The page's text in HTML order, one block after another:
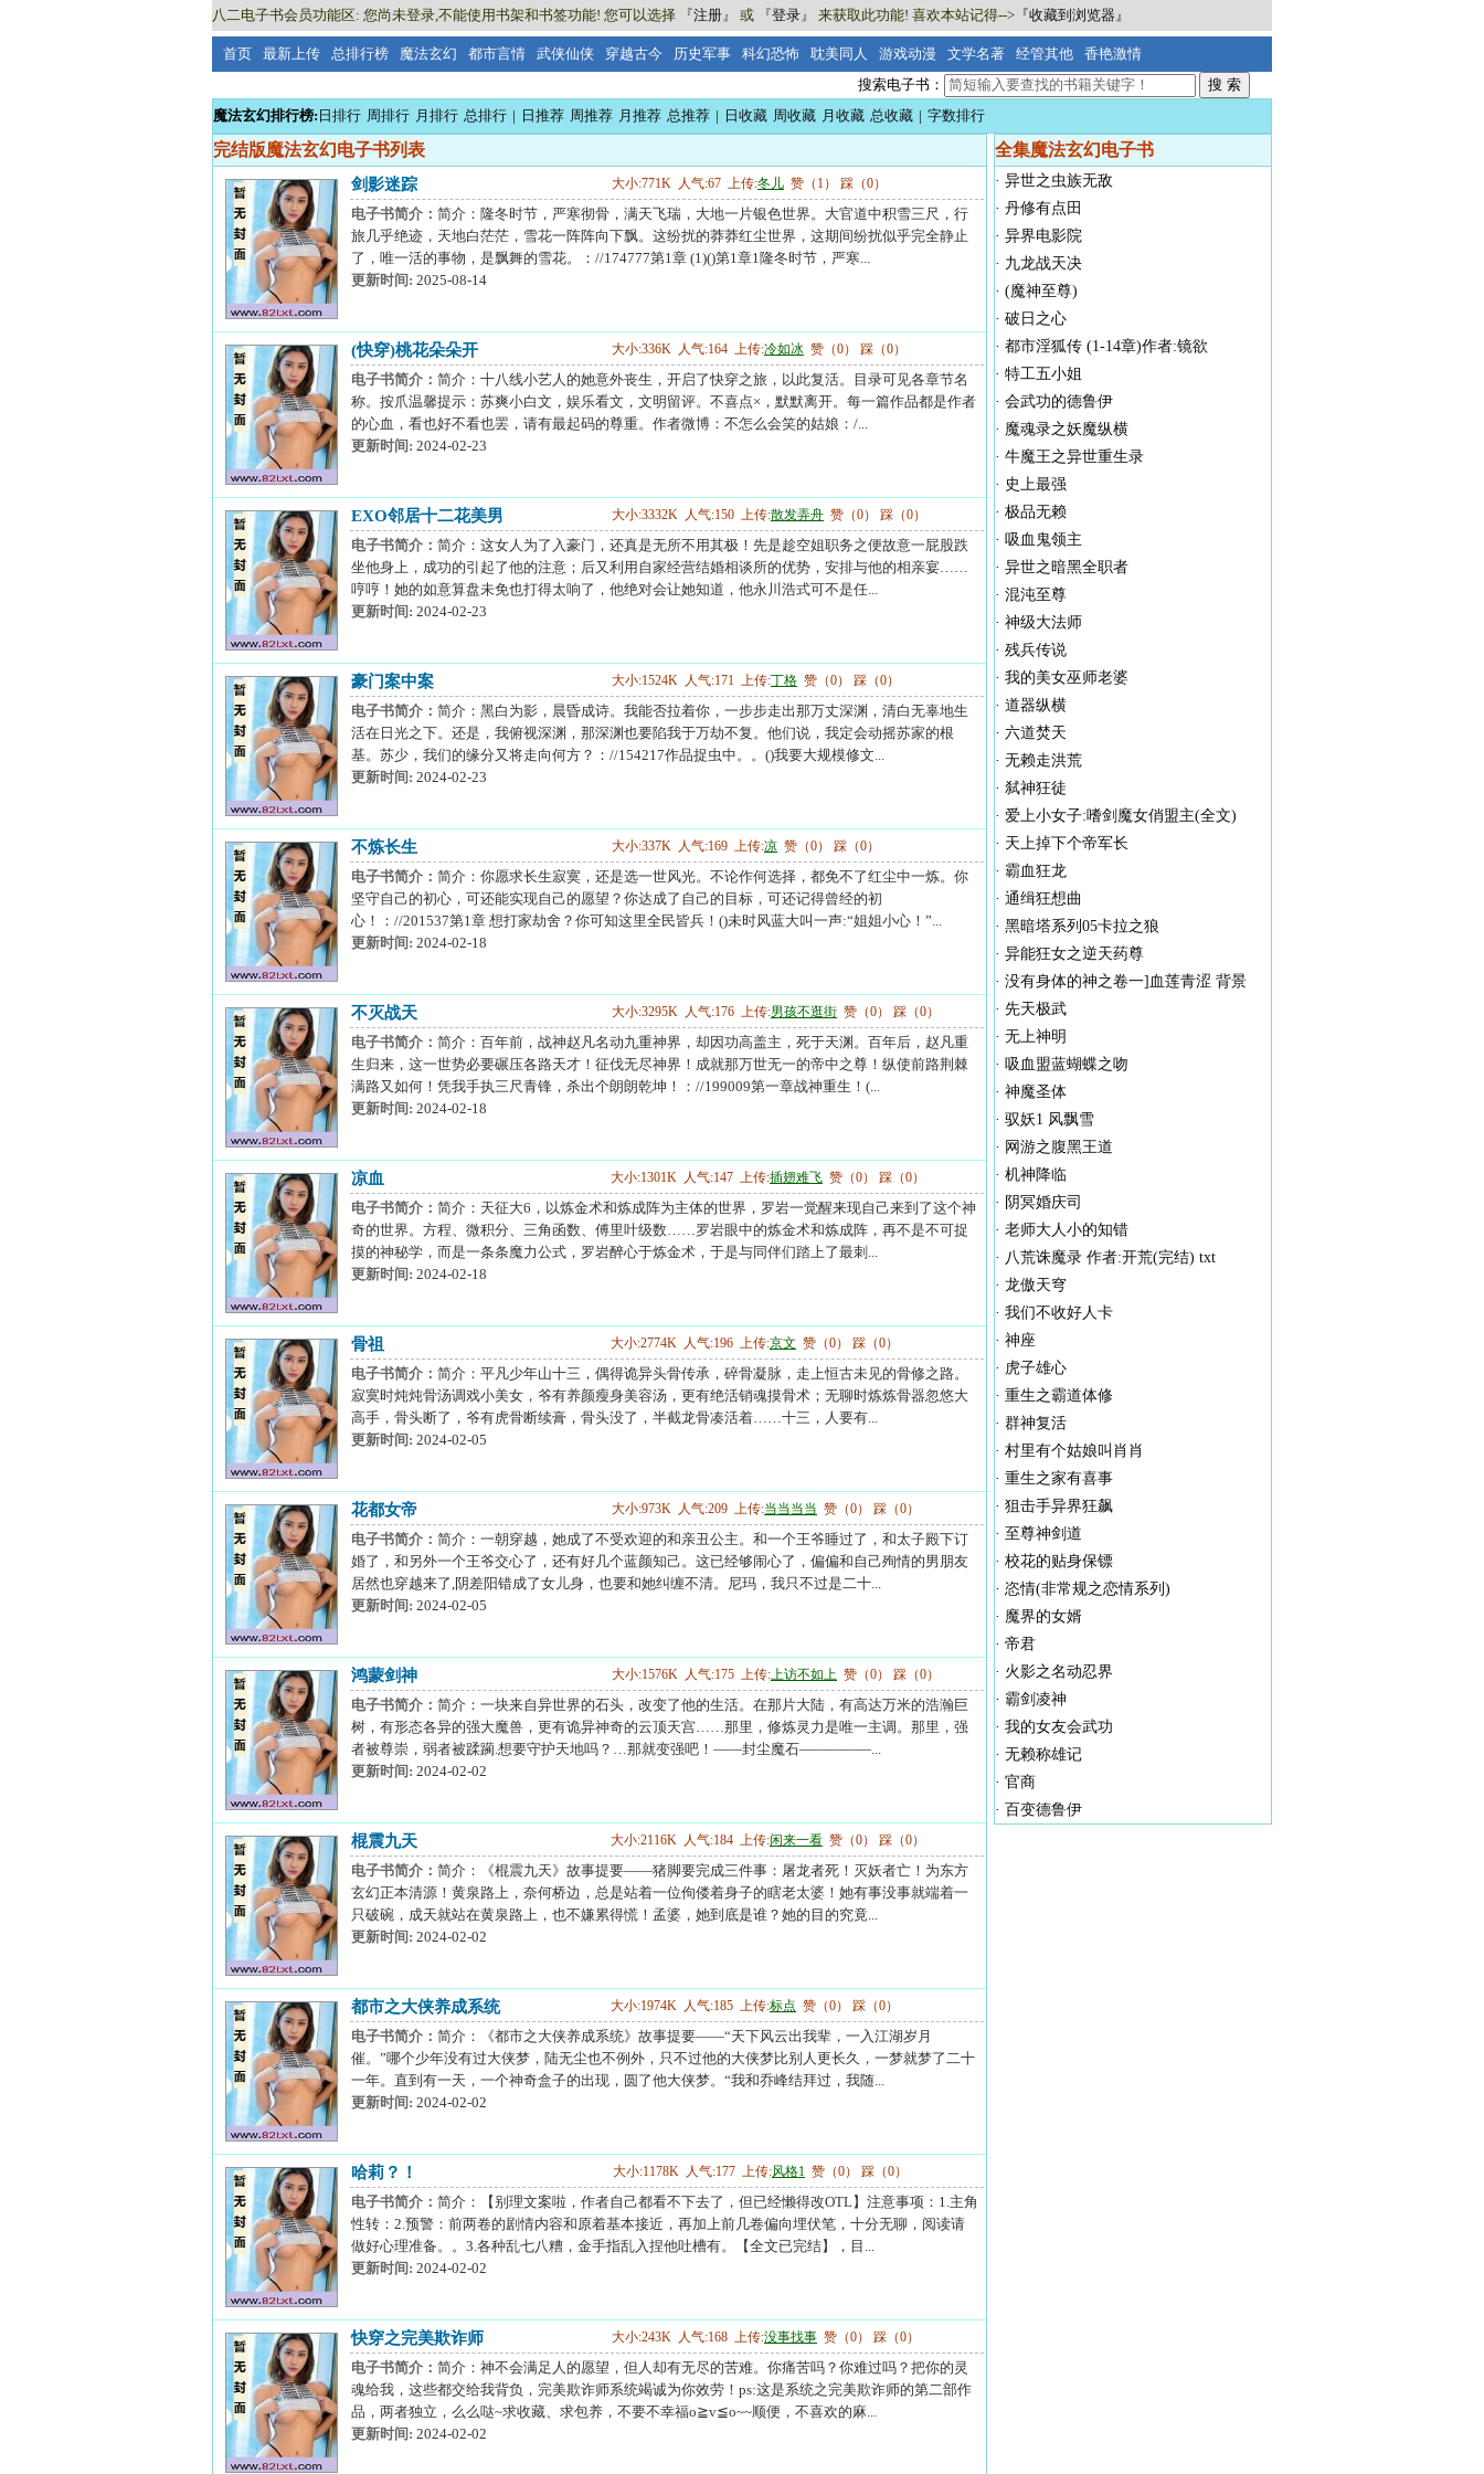
八二电子书会员功能区: 您尚未登录,不能使用书架和书签功能! 您可以选择 『注册』 或 『登录』 来获取此功能! 喜欢本站记得--> 『收藏到浏览器』
首页 最新上传 总排行榜 魔法玄幻 都市言情 武侠仙侠 穿越古今 历史军事 科幻恐怖 耽美同人 游戏动漫 文学名著 经管其他
香艳激情
搜索电子书：
魔法玄幻排行榜: 日排行 周排行 月排行 总排行 | 日推荐 周推荐 月推荐 总推荐 | 日收藏 周收藏 月收藏 总收藏 | 字数排行
完结版魔法玄幻电子书列表
剑影迷踪
大小:771K 人气:67 上传:冬儿 赞（1） 踩（0）
电子书简介： 简介：隆冬时节，严寒彻骨，满天飞瑞，大地一片银色世界。大官道中积雪三尺，行
旅几乎绝迹，天地白茫茫，雪花一阵阵向下飘。这纷扰的莽莽红尘世界，这期间纷扰似乎完全静止
了，唯一活的事物，是飘舞的雪花。：//174777第1章 (1)()第1章1隆冬时节，严寒...
更新时间: 2025-08-14
(快穿)桃花朵朵开 大小:336K 人气:164 上传:冷如冰 赞（0） 踩（0）
电子书简介： 简介：十八线小艺人的她意外丧生，开启了快穿之旅，以此复活。目录可见各章节名
称。按爪温馨提示：苏爽小白文，娱乐看文，文明留评。不喜点×，默默离开。每一篇作品都是作者
的心血，看也好不看也罢，请有最起码的尊重。作者微博：不怎么会笑的姑娘：/...
更新时间: 2024-02-23
EXO邻居十二花美男 大小:3332K 人气:150 上传:散发弄舟 赞（0） 踩（0）
电子书简介： 简介：这女人为了入豪门，还真是无所不用其极！先是趁空姐职务之便故意一屁股跌
坐他身上，成功的引起了他的注意；后又利用自家经营结婚相谈所的优势，安排与他的相亲宴……
哼哼！她的如意算盘未免也打得太响了，他绝对会让她知道，他永川浩式可不是任...
更新时间: 2024-02-23
豪门案中案 大小:1524K 人气:171 上传:丁格 赞（0） 踩（0）
电子书简介： 简介：黑白为影，晨昏成诗。我能否拉着你，一步步走出那万丈深渊，清白无辜地生
活在日光之下。还是，我俯视深渊，那深渊也要陷我于万劫不复。他们说，我定会动摇苏家的根
基。苏少，我们的缘分又将走向何方？：//154217作品捉虫中。。()我要大规模修文...
更新时间: 2024-02-23
不炼长生 大小:337K 人气:169 上传:凉 赞（0） 踩（0）
电子书简介： 简介：你愿求长生寂寞，还是选一世风光。不论作何选择，都免不了红尘中一炼。你
坚守自己的初心，可还能实现自己的愿望？你达成了自己的目标，可还记得曾经的初
心！：//201537第1章 想打家劫舍？你可知这里全民皆兵！()未时风蓝大叫一声:“姐姐小心！”...
更新时间: 2024-02-18
不灭战天 大小:3295K 人气:176 上传:男孩不逛街 赞（0） 踩（0）
电子书简介： 简介：百年前，战神赵凡名动九重神界，却因功高盖主，死于天渊。百年后，赵凡重
生归来，这一世势必要碾压各路天才！征伐无尽神界！成就那万世无一的帝中之尊！纵使前路荆棘
满路又如何！凭我手执三尺青锋，杀出个朗朗乾坤！：//199009第一章战神重生！(...
更新时间: 2024-02-18
凉血 大小:1301K 人气:147 上传:插翅难飞 赞（0） 踩（0）
电子书简介： 简介：天征大6，以炼金术和炼成阵为主体的世界，罗岩一觉醒来现自己来到了这个神
奇的世界。方程、微积分、三角函数、傅里叶级数……罗岩眼中的炼金术和炼成阵，再不是不可捉
摸的神秘学，而是一条条魔力公式，罗岩醉心于炼金术，于是与同伴们踏上了最刺...
更新时间: 2024-02-18
骨祖 大小:2774K 人气:196 上传:京文 赞（0） 踩（0）
电子书简介： 简介：平凡少年山十三，偶得诡异头骨传承，碎骨凝脉，走上恒古未见的骨修之路。
寂寞时炖炖骨汤调戏小美女，爷有养颜瘦身美容汤，更有绝活销魂摸骨术；无聊时炼炼骨器忽悠大
高手，骨头断了，爷有虎骨断续膏，骨头没了，半截龙骨凑活着……十三，人要有...
更新时间: 2024-02-05
花都女帝 大小:973K 人气:209 上传:当当当当 赞（0） 踩（0）
电子书简介： 简介：一朝穿越，她成了不受欢迎的和亲丑公主。和一个王爷睡过了，和太子殿下订
婚了，和另外一个王爷交心了，还有好几个蓝颜知己。这已经够闹心了，偏偏和自己殉情的男朋友
居然也穿越来了,阴差阳错成了女儿身，也要和她纠缠不清。尼玛，我只不过是二十...
更新时间: 2024-02-05
鸿蒙剑神 大小:1576K 人气:175 上传:上访不如上 赞（0） 踩（0）
电子书简介： 简介：一块来自异世界的石头，改变了他的生活。在那片大陆，有高达万米的浩瀚巨
树，有形态各异的强大魔兽，更有诡异神奇的云顶天宫……那里，修炼灵力是唯一主调。那里，强
者被尊崇，弱者被蹂躏.想要守护天地吗？…那就变强吧！——封尘魔石—————...
更新时间: 2024-02-02
棍震九天 大小:2116K 人气:184 上传:闲来一看 赞（0） 踩（0）
电子书简介： 简介：《棍震九天》故事提要——猪脚要完成三件事：屠龙者死！灭妖者亡！为东方
玄幻正本清源！黄泉路上，奈何桥边，总是站着一位佝偻着身子的瞎老太婆！她有事没事就端着一
只破碗，成天就站在黄泉路上，也不嫌累得慌！孟婆，她到底是谁？她的目的究竟...
更新时间: 2024-02-02
都市之大侠养成系统 大小:1974K 人气:185 上传:标点 赞（0） 踩（0）
电子书简介： 简介：《都市之大侠养成系统》故事提要——“天下风云出我辈，一入江湖岁月
催。”哪个少年没有过大侠梦，陆无尘也不例外，只不过他的大侠梦比别人更长久，一梦就梦了二十
一年。直到有一天，一个神奇盒子的出现，圆了他大侠梦。“我和乔峰结拜过，我随...
更新时间: 2024-02-02
哈莉？！ 大小:1178K 人气:177 上传:风格1 赞（0） 踩（0）
电子书简介： 简介：【别理文案啦，作者自己都看不下去了，但已经懒得改OTL】注意事项：1.主角
性转：2.预警：前两卷的剧情内容和原着基本接近，再加上前几卷偏向埋伏笔，十分无聊，阅读请
做好心理准备。。3.各种乱七八糟，金手指乱入捏他吐槽有。【全文已完结】，目...
更新时间: 2024-02-02
快穿之完美欺诈师 大小:243K 人气:168 上传:没事找事 赞（0） 踩（0）
电子书简介： 简介：神不会满足人的愿望，但人却有无尽的苦难。你痛苦吗？你难过吗？把你的灵
魂给我，这些都交给我背负，完美欺诈师系统竭诚为你效劳！ps:这是系统之完美欺诈师的第二部作
品，两者独立，么么哒~求收藏、求包养，不要不幸福o≧v≦o~~顺便，不喜欢的麻...
更新时间: 2024-02-02
全集魔法玄幻电子书
· 异世之虫族无敌
· 丹修有点田
· 异界电影院
· 九龙战天决
· (魔神至尊)
· 破日之心
· 都市淫狐传 (1-14章)作者:镜欲
· 特工五小姐
· 会武功的德鲁伊
· 魔魂录之妖魔纵横
· 牛魔王之异世重生录
· 史上最强
· 极品无赖
· 吸血鬼领主
· 异世之暗黑全职者
· 混沌至尊
· 神级大法师
· 残兵传说
· 我的美女巫师老婆
· 道器纵横
· 六道焚天
· 无赖走洪荒
· 弑神狂徒
· 爱上小女子:嗜剑魔女俏盟主(全文)
· 天上掉下个帝军长
· 霸血狂龙
· 通缉狂想曲
· 黑暗塔系列05卡拉之狼
· 异能狂女之逆天药尊
· 没有身体的神之卷一]血莲青涩 背景
· 先天极武
· 无上神明
· 吸血盟蓝蝴蝶之吻
· 神魔圣体
· 驭妖1 风飘雪
· 网游之腹黑王道
· 机神降临
· 阴冥婚庆司
· 老师大人小的知错
· 八荒诛魔录 作者:开荒(完结) txt
· 龙傲天穹
· 我们不收好人卡
· 神座
· 虎子雄心
· 重生之霸道体修
· 群神复活
· 村里有个姑娘叫肖肖
· 重生之家有喜事
· 狙击手异界狂飙
· 至尊神剑道
· 校花的贴身保镖
· 恣情(非常规之恋情系列)
· 魔界的女婿
· 帝君
· 火影之名动忍界
· 霸剑凌神
· 我的女友会武功
· 无赖称雄记
· 官商
· 百变德鲁伊